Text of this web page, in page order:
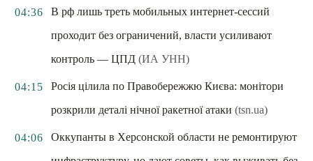
04:36
В рф лишь треть мобильных интернет-сессий
проходит без ограничений, власти усиливают
контроль — ЦПД (ИА УНН)
04:15
Росія цілила по Правобережжю Києва: монітори
розкрили деталі нічної ракетної атаки (tsn.ua)
04:06
Оккупанты в Херсонской области не ремонтируют